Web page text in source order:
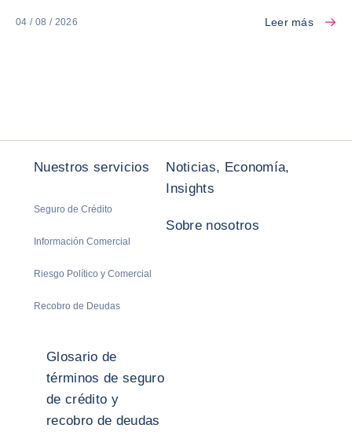
04 / 08 / 2026 Leer más
Nuestros servicios
Seguro de Crédito
Información Comercial
Riesgo Político y Comercial
Recobro de Deudas
Noticias, Economía,
Insights
Sobre nosotros
Glosario de
términos de seguro
de crédito y
recobro de deudas